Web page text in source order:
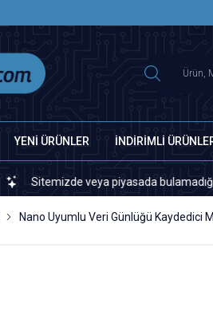
YENİ ÜRÜNLER İNDİRİMLİ
Sitemizde veya piyasada bulamadığınız
Nano Uyumlu Veri Günlüğü Kaydedici